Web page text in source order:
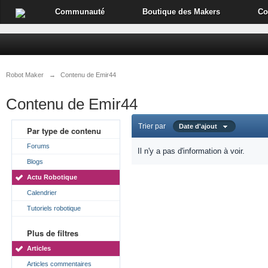
Communauté Boutique des Makers
Robot Maker → Contenu de Emir44
Contenu de Emir44
Par type de contenu
Forums
Blogs
Actu Robotique
Calendrier
Tutoriels robotique
Plus de filtres
Articles
Articles commentaires
Trier par Date d'ajout
Il n'y a pas d'information à voir.